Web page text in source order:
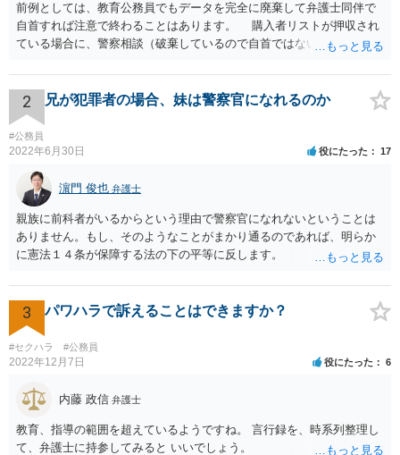
前例としては、教育公務員でもデータを完全に廃棄して弁護士同伴で
自首すれば注意で終わることはあります。 購入者リストが押収され
ている場合に、警察相談（破棄しているので自首ではない）でやぶ蛇
2 兄が犯罪者の場合、妹は警察官になれるのか
#公務員
2022年6月30日 役にたった 17
濵門 俊也 弁護士
親族に前科者がいるからという理由で警察官になれないということは
ありません。もし、そのようなことがまかり通るのであれば、明らか
に憲法１４条が保障する法の下の平等に反します。
3 パワハラで訴えることはできますか？
#セクハラ #公務員
2022年12月7日 役にたった 6
内藤 政信 弁護士
教育、指導の範囲を超えているようですね。 言行録を、時系列整理し
て、弁護士に持参してみると いいでしょう。